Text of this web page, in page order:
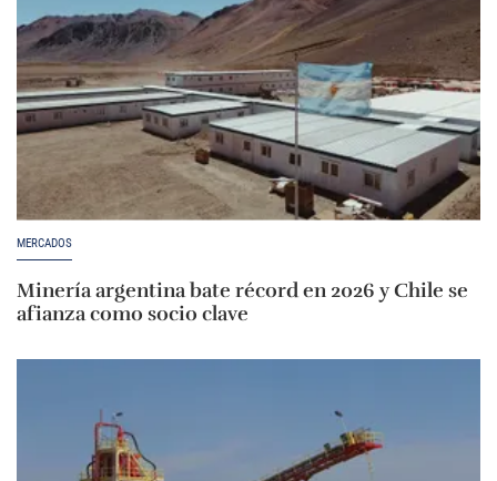
MERCADOS
Minería argentina bate récord en 2026 y Chile se
afianza como socio clave